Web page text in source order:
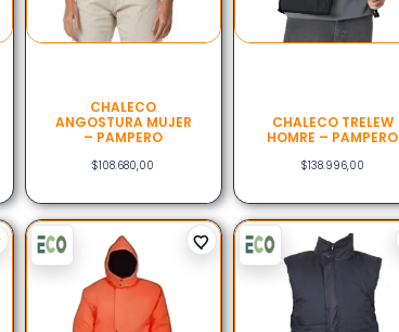
CHALECO
ANGOSTURA MUJER
– PAMPERO
$108.680,00
CHALECO TRELEW
HOMRE – PAMPERO
$138.996,00